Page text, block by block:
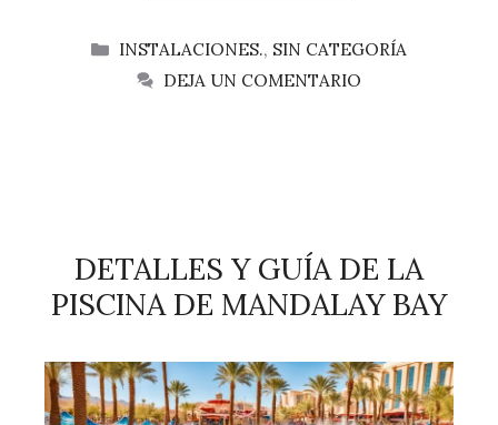
CATEGORÍAS
INSTALACIONES., SIN CATEGORÍA
DEJA UN COMENTARIO
DETALLES Y GUÍA DE LA
PISCINA DE MANDALAY BAY